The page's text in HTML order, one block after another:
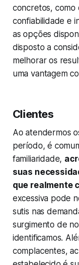
concretos, como
confiabilidade e
as opções
disposto a
melhorar os
uma vantagem
Clientes
Ao atendermos
período, é
familiaridade,
suas
que realmente
excessiva pode
sutis nas
surgimento de
identificamos.
complacentes,